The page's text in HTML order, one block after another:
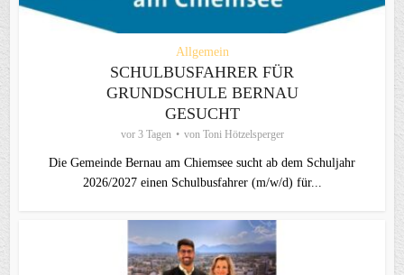
Allgemein
SCHULBUSFAHRER FÜR
GRUNDSCHULE BERNAU
GESUCHT
vor 3 Tagen von Toni Hötzelsperger
Die Gemeinde Bernau am Chiemsee sucht ab dem Schuljahr
2026/2027 einen Schulbusfahrer (m/w/d) für...